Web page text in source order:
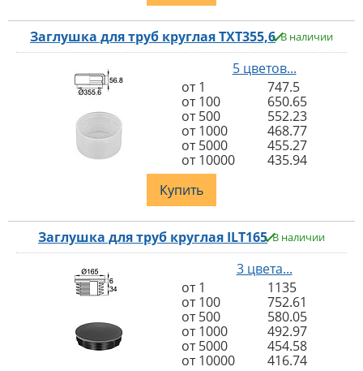
Заглушка для труб круглая TXT355,6 В наличии
5 цветов...
от 1
747.5
от 100
650.65
от 500
552.23
от 1000
468.77
от 5000
455.27
от 10000
435.94
Купить
Заглушка для труб круглая ILT165 В наличии
3 цвета...
от 1
1135
от 100
752.61
от 500
580.05
от 1000
492.97
от 5000
454.58
от 10000
416.74